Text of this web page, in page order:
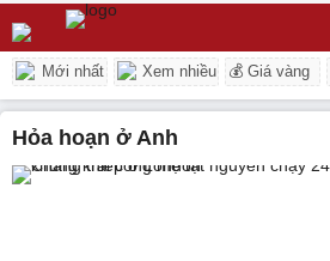
Mới nhất Xem nhiều 💰 Giá vàng
hỏa hoạn ở Anh